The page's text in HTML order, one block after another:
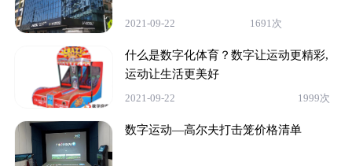
2021-09-22 1691次
什么是数字化体育？数字让运动更精彩,
运动让生活更美好
2021-09-22 1999次
数字运动—高尔夫打击笼价格清单